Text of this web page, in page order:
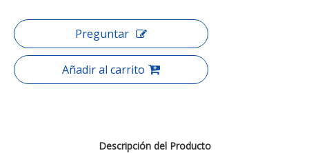
Preguntar
Añadir al carrito
Descripción del Producto